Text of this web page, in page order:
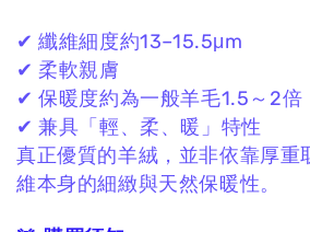
✔ 纖維細度約13–15.5μm
✔ 柔軟親膚
✔ 保暖度約為一般羊毛1.5～2倍
✔ 兼具「輕、柔、暖」特性
真正優質的羊絨， 並非依靠厚重
維本身的細緻與天然保暖性。